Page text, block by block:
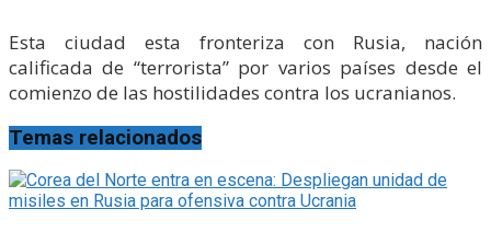
Esta ciudad esta fronteriza con Rusia, nación
calificada de “terrorista” por varios países desde el
comienzo de las hostilidades contra los ucranianos.
Temas relacionados